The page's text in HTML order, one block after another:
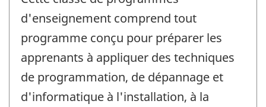
d'enseignement comprend tout
programme conçu pour préparer les
apprenants à appliquer des techniques
de programmation, de dépannage et
d'informatique à l'installation, à la